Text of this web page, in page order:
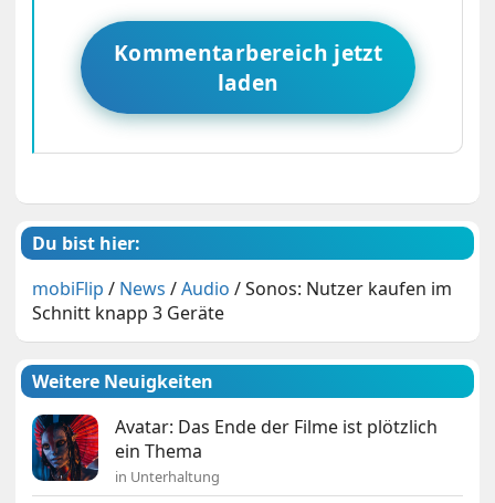
Kommentarbereich jetzt
laden
Du bist hier:
mobiFlip / News /Audio /Sonos: Nutzer kaufen im
Schnitt knapp 3 Geräte
Weitere Neuigkeiten
Avatar: Das Ende der Filme ist plötzlich
ein Thema
in Unterhaltung